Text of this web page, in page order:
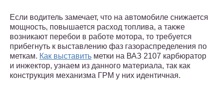
Если водитель замечает, что на автомобиле снижается
мощность, повышается расход топлива, а также
возникают перебои в работе мотора, то требуется
прибегнуть к выставлению фаз газораспределения по
меткам. Как выставить метки на ВАЗ 2107 карбюратор
и инжектор, узнаем из данного материала, так как
конструкция механизма ГРМ у них идентичная.